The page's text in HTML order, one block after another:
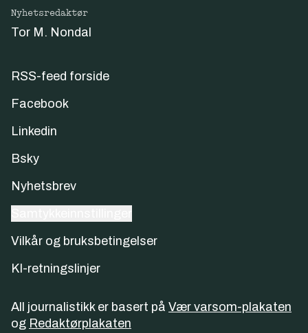
Nyhetsredaktør
Tor M. Nondal
RSS-feed forside
Facebook
Linkedin
Bsky
Nyhetsbrev
Vilkår og bruksbetingelser
KI-retningslinjer
All journalistikk er basert på Vær varsom-plakaten
og Redaktørplakaten